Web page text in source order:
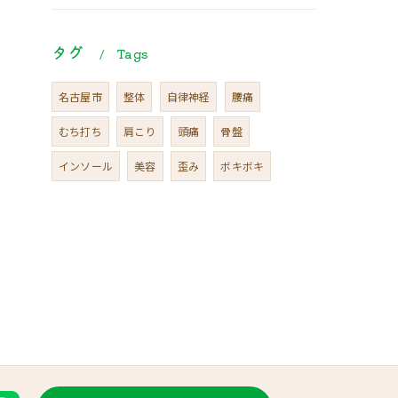
タグ Tags
名古屋市 整体 自律神経 腰痛
むち打ち 肩こり 頭痛 骨盤
インソール 美容 歪み ボキボキ